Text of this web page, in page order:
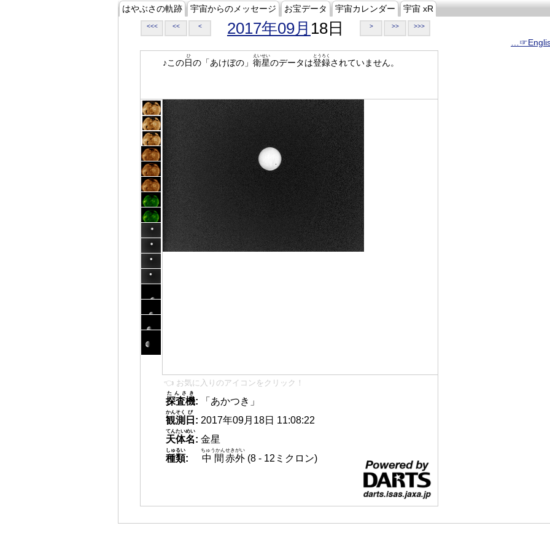
はやぶさの軌跡 宇宙からのメッセージ お宝データ 宇宙カレンダー 宇宙 xR
<<< << < 2017年09月 18日 > >> >>>
♪この日
ひ
の「あけぼの」 衛星
えいせい
のデータは登録
とうろく
されていません。
👈 お気に入りのアイコンをクリック！
探査機
たんさき
:
「あかつき」
観測
かんそく
日
び
: 2017年09月18日 11:08:22
天体名
てんたいめい
: 金星
種類
しゅるい
: 中間
ちゅうかん
赤外
せきがい
(8 - 12ミクロン)